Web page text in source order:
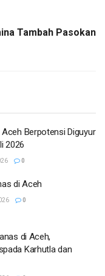
Tambah Pasokan
Berpotensi Diguyur
2026
0
di Aceh
0
di Aceh,
Karhutla dan